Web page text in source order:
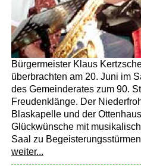
Bürgermeister Klaus
überbrachten am 20. Juni im
des Gemeinderates zum 90.
Freudenklänge. Der
Blaskapelle und der
Glückwünsche mit
Saal zu
weiter...